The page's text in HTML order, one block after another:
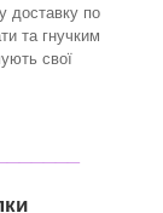
доставку по
та гнучким
свої